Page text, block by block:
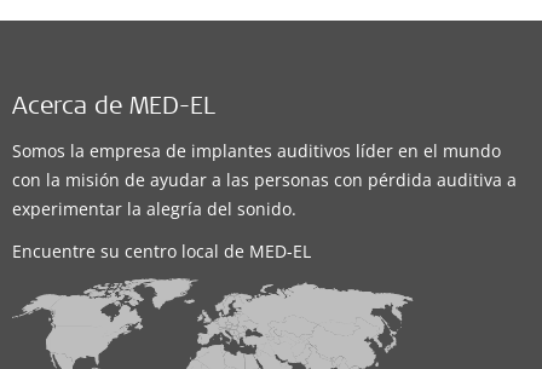
Acerca de MED-EL
Somos la empresa de implantes auditivos líder en el mundo
con la misión de ayudar a las personas con pérdida auditiva a
experimentar la alegría del sonido.
Encuentre su centro local de MED-EL